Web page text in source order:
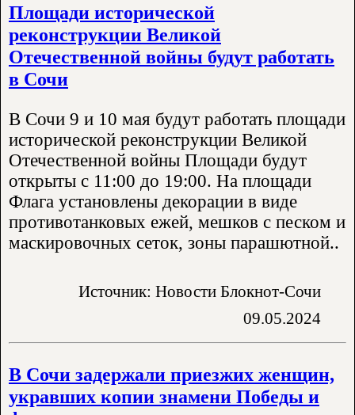
Площади исторической
реконструкции Великой
Отечественной войны будут работать
в Сочи
В Сочи 9 и 10 мая будут работать площади
исторической реконструкции Великой
Отечественной войны Площади будут
открыты с 11:00 до 19:00. На площади
Флага установлены декорации в виде
противотанковых ежей, мешков с песком и
маскировочных сеток, зоны парашютной..
Источник: Новости Блокнот-Сочи
09.05.2024
В Сочи задержали приезжих женщин,
укравших копии знамени Победы и